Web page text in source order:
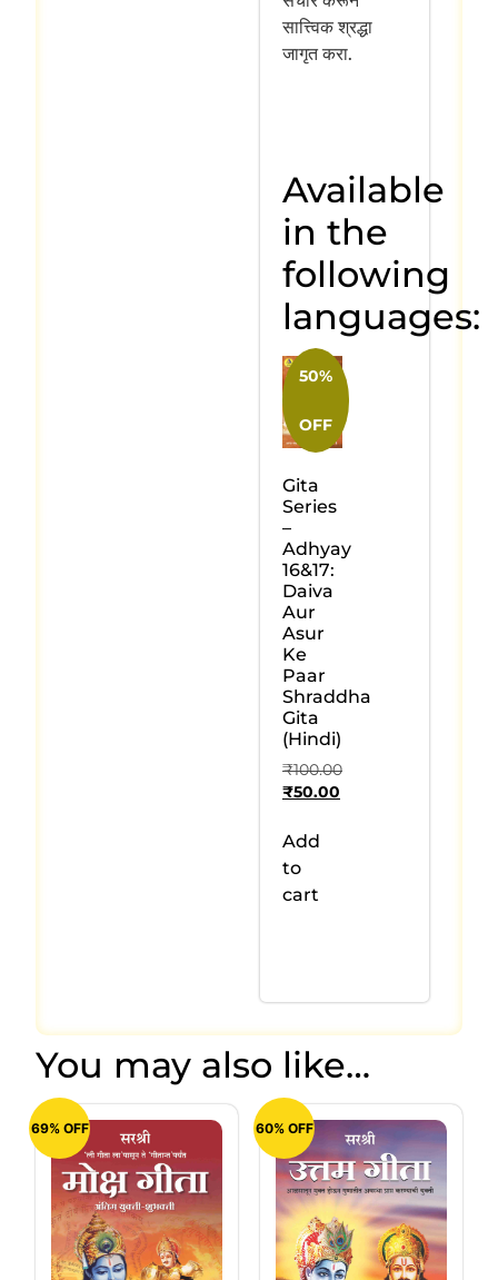
सात्त्विक श्रद्धा
जागृत करा.
Available
in the
following
languages:
50%
OFF
Gita
Series
–
Adhyay
16&17:
Daiva
Aur
Asur
Ke
Paar
Shraddha
Gita
(Hindi)
₹100.00
₹50.00
Add
to
cart
You may also like…
69% OFF 60% OFF